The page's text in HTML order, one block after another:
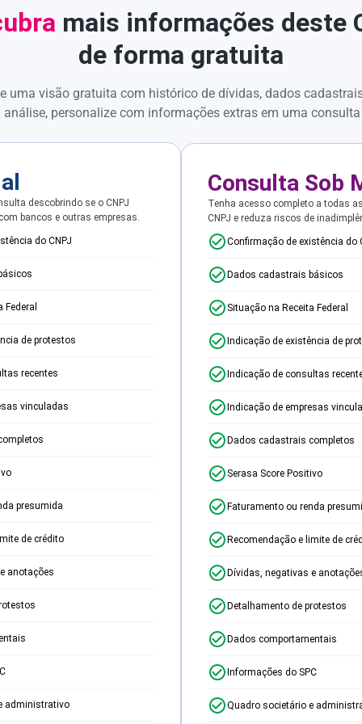
mais informações deste
de forma gratuita
uma visão gratuita com histórico de dívidas, dados
personalize com informações extras em uma
descobrindo se o CNPJ
bancos e outras empresas.
do CNPJ
de protestos
recentes
vinculadas
presumida
de crédito
anotações
administrativo
Consulta Sob
Tenha acesso completo a todas
CNPJ e reduza riscos de
Confirmação de existência do
Dados cadastrais básicos
Situação na Receita Federal
Indicação de existência de
Indicação de consultas
Indicação de empresas
Dados cadastrais completos
Serasa Score Positivo
Faturamento ou renda
Recomendação e limite de
Dívidas, negativas e
Detalhamento de protestos
Dados comportamentais
Informações do SPC
Quadro societário e